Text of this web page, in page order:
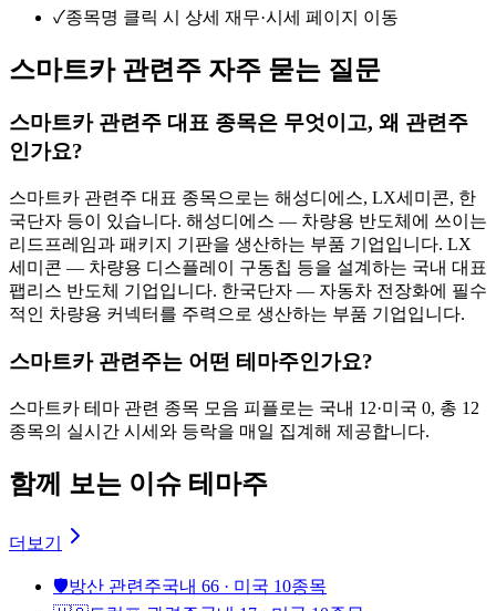
✓종목명 클릭 시 상세 재무·시세 페이지 이동
스마트카 관련주 자주 묻는 질문
스마트카 관련주 대표 종목은 무엇이고, 왜 관련주
인가요?
스마트카 관련주 대표 종목으로는 해성디에스, LX세미콘, 한
국단자 등이 있습니다. 해성디에스 — 차량용 반도체에 쓰이는
리드프레임과 패키지 기판을 생산하는 부품 기업입니다. LX
세미콘 — 차량용 디스플레이 구동칩 등을 설계하는 국내 대표
팹리스 반도체 기업입니다. 한국단자 — 자동차 전장화에 필수
적인 차량용 커넥터를 주력으로 생산하는 부품 기업입니다.
스마트카 관련주는 어떤 테마주인가요?
스마트카 테마 관련 종목 모음 피플로는 국내 12·미국 0, 총 12
종목의 실시간 시세와 등락을 매일 집계해 제공합니다.
함께 보는 이슈 테마주
더보기
🛡️방산 관련주국내 66 · 미국 10종목